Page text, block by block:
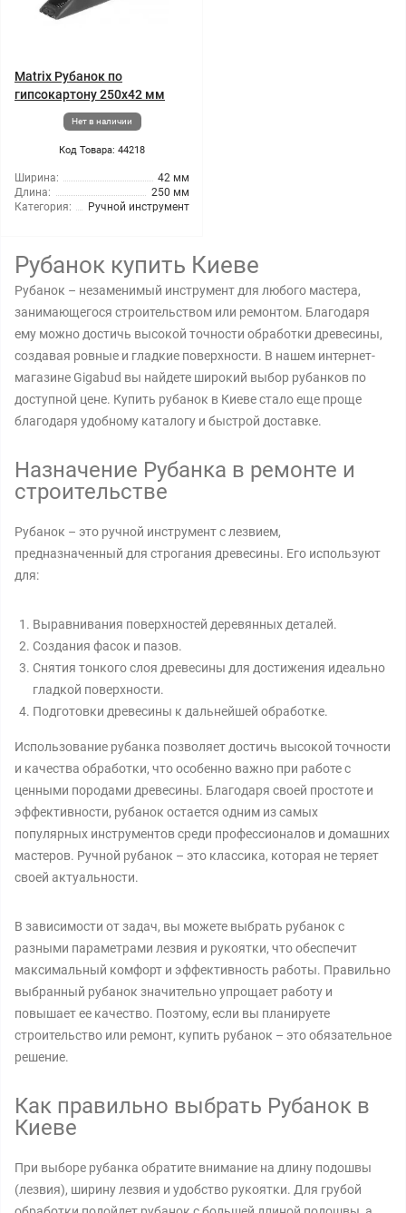
Matrix Рубанок по
гипсокартону 250x42 мм
Нет в наличии
Код Товара: 44218
Ширина:
42 мм
Длина:
250 мм
Категория:
Ручной инструмент
Рубанок купить Киеве
Рубанок – незаменимый инструмент для любого мастера,
занимающегося строительством или ремонтом. Благодаря
ему можно достичь высокой точности обработки древесины,
создавая ровные и гладкие поверхности. В нашем интернет-
магазине Gigabud вы найдете широкий выбор рубанков по
доступной цене. Купить рубанок в Киеве стало еще проще
благодаря удобному каталогу и быстрой доставке.
Назначение Рубанка в ремонте и
строительстве
Рубанок – это ручной инструмент с лезвием,
предназначенный для строгания древесины. Его используют
для:
Выравнивания поверхностей деревянных деталей.
Создания фасок и пазов.
Снятия тонкого слоя древесины для достижения идеально
гладкой поверхности.
Подготовки древесины к дальнейшей обработке.
Использование рубанка позволяет достичь высокой точности
и качества обработки, что особенно важно при работе с
ценными породами древесины. Благодаря своей простоте и
эффективности, рубанок остается одним из самых
популярных инструментов среди профессионалов и домашних
мастеров. Ручной рубанок – это классика, которая не теряет
своей актуальности.
В зависимости от задач, вы можете выбрать рубанок с
разными параметрами лезвия и рукоятки, что обеспечит
максимальный комфорт и эффективность работы. Правильно
выбранный рубанок значительно упрощает работу и
повышает ее качество. Поэтому, если вы планируете
строительство или ремонт, купить рубанок – это обязательное
решение.
Как правильно выбрать Рубанок в
Киеве
При выборе рубанка обратите внимание на длину подошвы
(лезвия), ширину лезвия и удобство рукоятки. Для грубой